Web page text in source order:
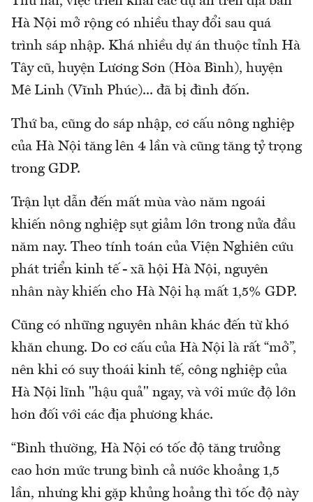
Hà Nội mở rộng có nhiều thay đổi sau quá
trình sáp nhập. Khá nhiều dự án thuộc tỉnh Hà
Tây cũ, huyện Lương Sơn (Hòa Bình), huyện
Mê Linh (Vĩnh Phúc)... đã bị đình đốn.
Thứ ba, cũng do sáp nhập, cơ cấu nông nghiệp
của Hà Nội tăng lên 4 lần và cũng tăng tỷ trọng
trong GDP.
Trận lụt dẫn đến mất mùa vào năm ngoái
khiến nông nghiệp sụt giảm lớn trong nửa đầu
năm nay. Theo tính toán của Viện Nghiên cứu
phát triển kinh tế - xã hội Hà Nội, nguyên
nhân này khiến cho Hà Nội hạ mất 1,5% GDP.
Cũng có những nguyên nhân khác đến từ khó
khăn chung. Do cơ cấu của Hà Nội là rất “mở”,
nên khi có suy thoái kinh tế, công nghiệp của
Hà Nội lĩnh "hậu quả" ngay, và với mức độ lớn
hơn đối với các địa phương khác.
“Bình thường, Hà Nội có tốc độ tăng trưởng
cao hơn mức trung bình cả nước khoảng 1,5
lần, nhưng khi gặp khủng hoảng thì tốc độ này